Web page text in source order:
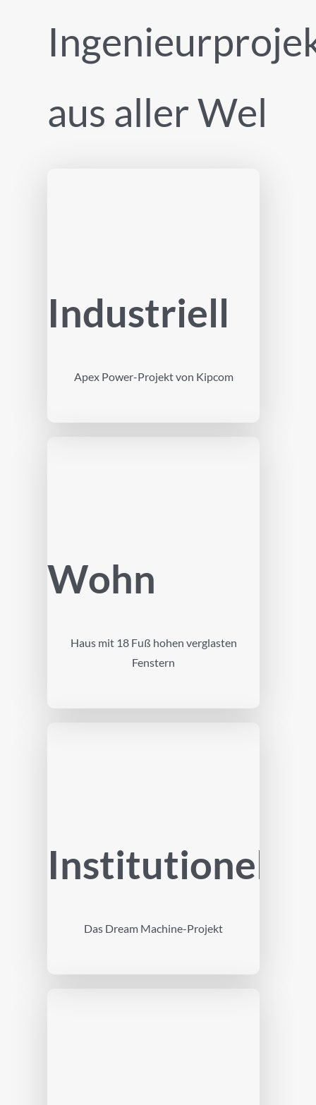
aus aller Wel
Industriell
Apex Power-Projekt von Kipcom
Wohn
Haus mit 18 Fuß hohen verglasten
Fenstern
Institutionell
Das Dream Machine-Projekt